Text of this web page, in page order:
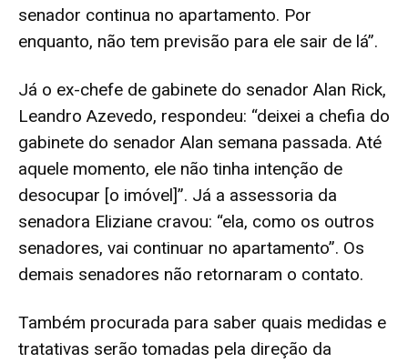
senador continua no apartamento. Por
enquanto, não tem previsão para ele sair de lá”.
Já o ex-chefe de gabinete do senador Alan Rick,
Leandro Azevedo, respondeu: “deixei a chefia do
gabinete do senador Alan semana passada. Até
aquele momento, ele não tinha intenção de
desocupar [o imóvel]”. Já a assessoria da
senadora Eliziane cravou: “ela, como os outros
senadores, vai continuar no apartamento”. Os
demais senadores não retornaram o contato.
Também procurada para saber quais medidas e
tratativas serão tomadas pela direção da